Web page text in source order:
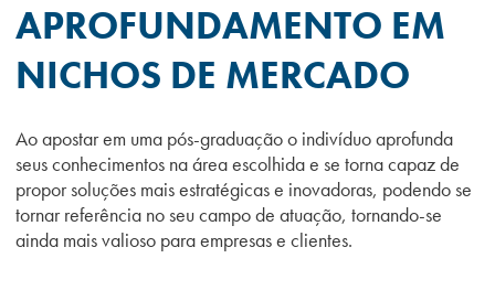
APROFUNDAMENTO EM
NICHOS DE MERCADO
Ao apostar em uma pós-graduação o indivíduo aprofunda
seus conhecimentos na área escolhida e se torna capaz de
propor soluções mais estratégicas e inovadoras, podendo se
tornar referência no seu campo de atuação, tornando-se
ainda mais valioso para empresas e clientes.